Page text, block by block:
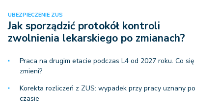
UBEZPIECZENIE ZUS
Jak sporządzić protokół kontroli
zwolnienia lekarskiego po zmianach?
Praca na drugim etacie podczas L4 od 2027 roku. Co się
zmieni?
Korekta rozliczeń z ZUS: wypadek przy pracy uznany po
czasie